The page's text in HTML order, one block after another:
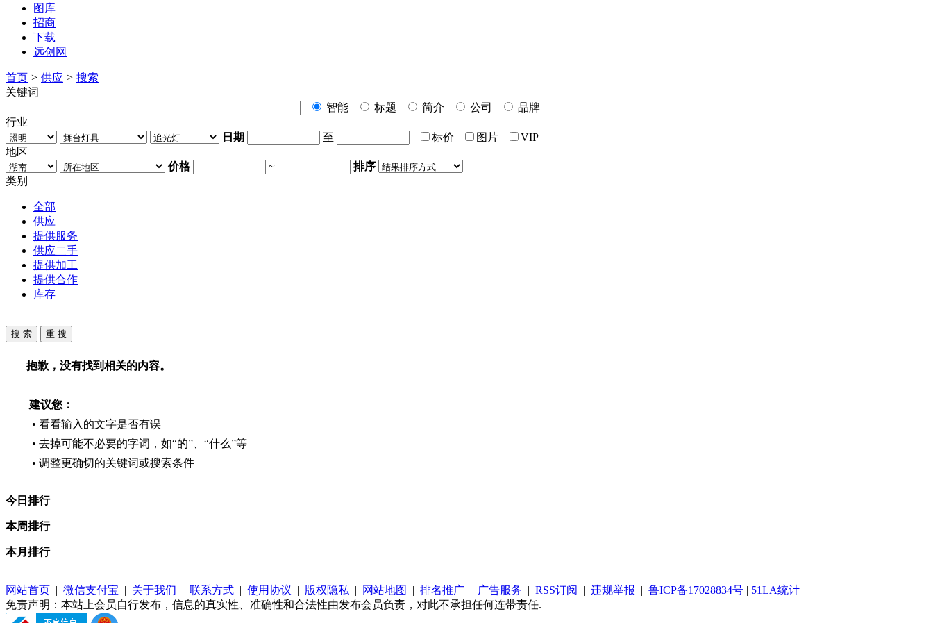
图库
招商
下载
远创网
首页 > 供应 > 搜索
关键词
智能
标题 简介 公司
品牌
行业
日期
至 标价 图片
VIP
地区
价格
~
排序
类别
全部
供应
提供服务
供应二手
提供加工
提供合作
库存
抱歉，没有找到相关的内容。
建议您：
• 看看输入的文字是否有误
• 去掉可能不必要的字词，如“的”、“什么”等
• 调整更确切的关键词或搜索条件
今日排行
本周排行
本月排行
网站首页 | 微信支付宝 | 关于我们 | 联系方式 | 使用协议 | 版权隐私 | 网站地图 | 排名推广 | 广告服务 | RSS订阅 | 违规举报 | 鲁ICP备17028834号 | 51LA统计
免责声明：本站上会员自行发布，信息的真实性、准确性和合法性由发布会员负责，对此不承担任何连带责任.